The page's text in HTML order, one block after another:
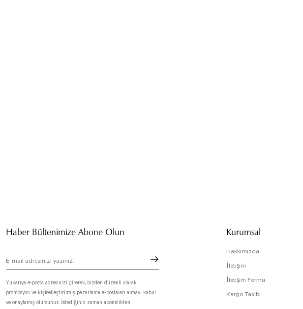
Haber Bültenimize Abone Olun
Yukarıya e-posta adresinizi girerek, bizden düzenli olarak
promosyon ve kişiselleştirilmiş pazarlama e-postaları almayı kabul
ve onaylamış olursunuz. İstediğiniz zaman abonelikten
Kurumsal
Hakkımızda
İletişim
İletişim Formu
Kargo Takibi